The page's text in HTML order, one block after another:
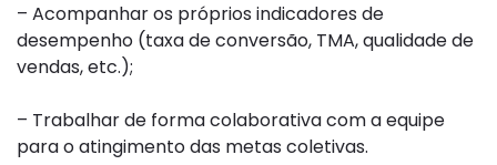
– Acompanhar os próprios indicadores de
desempenho (taxa de conversão, TMA, qualidade de
vendas, etc.);
– Trabalhar de forma colaborativa com a equipe
para o atingimento das metas coletivas.